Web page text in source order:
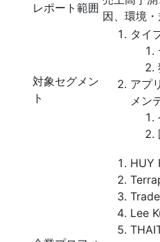
レポート範囲
因、環境
対象セグメン
ト
タイ
アプ
メン
HUY
Lee